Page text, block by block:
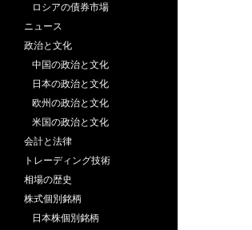
ロシアの債券市場
ニュース
政治と文化
中国の政治と文化
日本の政治と文化
欧州の政治と文化
米国の政治と文化
会計と法律
トレーディング技術
相場の歴史
株式個別銘柄
日本株個別銘柄